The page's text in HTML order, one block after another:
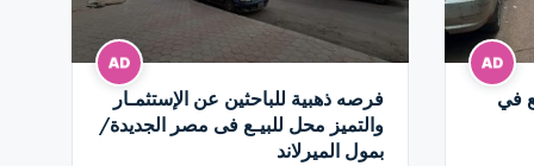
في
فرصه ذهبية للباحثين عن الإستثمـار
والتميز محل للبيـع فى مصر الجديدة/
بمول الميرلاند